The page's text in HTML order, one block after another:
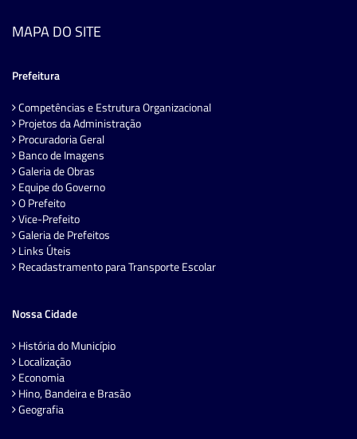
MAPA DO SITE
Prefeitura
Competências e Estrutura Organizacional
Projetos da Administração
Procuradoria Geral
Banco de Imagens
Galeria de Obras
Equipe do Governo
O Prefeito
Vice-Prefeito
Galeria de Prefeitos
Links Úteis
Recadastramento para Transporte Escolar
Nossa Cidade
História do Município
Localização
Economia
Hino, Bandeira e Brasão
Geografia